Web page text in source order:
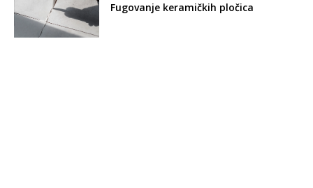
Fugovanje keramičkih pločica